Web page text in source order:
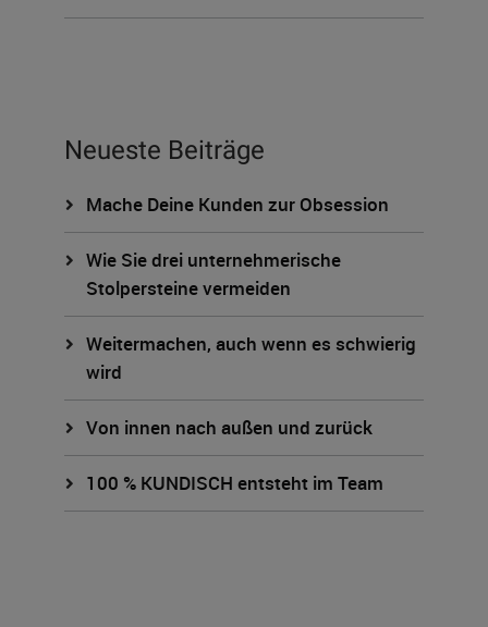
Neueste Beiträge
Mache Deine Kunden zur Obsession
Wie Sie drei unternehmerische
Stolpersteine vermeiden
Weitermachen, auch wenn es schwierig
wird
Von innen nach außen und zurück
100 % KUNDISCH entsteht im Team